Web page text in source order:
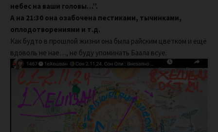
небес на ваши головы…”.
А на 21:30 она озабочена пестиками, тычинками,
оплодотворениями и т.д.
Как будто в прошлой жизни она была райским цветком и ещё
вдоволь не нае…, не буду упоминать Баала всуе.